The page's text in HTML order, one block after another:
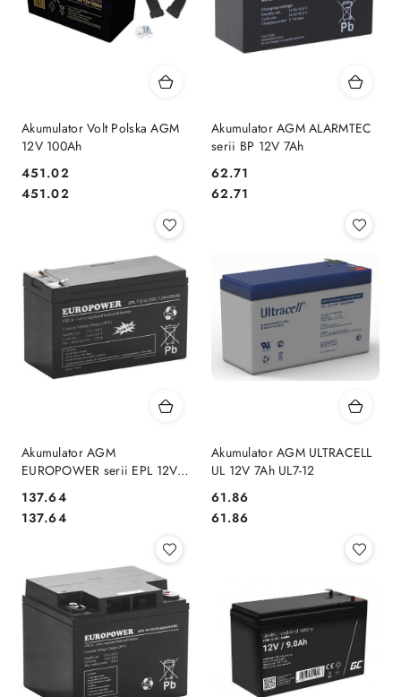
Akumulator Volt Polska AGM
12V 100Ah
Cena:
451.02
Cena:
451.02
Akumulator AGM ALARMTEC
serii BP 12V 7Ah
Cena:
62.71
Cena:
62.71
Akumulator AGM
EUROPOWER serii EPL 12V
Cena:
137.64
Cena:
137.64
Akumulator AGM ULTRACELL
UL 12V 7Ah UL7-12
Cena:
61.86
Cena:
61.86